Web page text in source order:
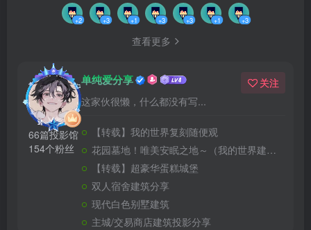
+2 +3 +1 +3 +3 +1 +3
查看更多
66篇投影馆
154个粉丝
单纯爱分享
这家伙很懒，什么都没有写...
关注
【转载】我的世界复刻随便观
花园墓地！唯美安眠之地～（我的世界建筑教程）
【转载】超豪华蛋糕城堡
双人宿舍建筑分享
现代白色别墅建筑
主城/交易商店建筑投影分享